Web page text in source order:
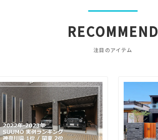
RECOMMEND
注目のアイテム